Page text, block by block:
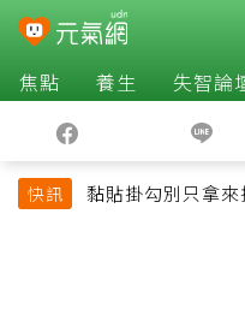
焦點 養生 失智論
快訊
黏貼掛勾別只拿